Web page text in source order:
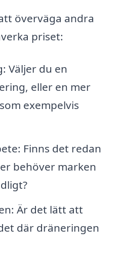
överväga andra
priset:
Väljer du en
eller en mer
exempelvis
Finns det redan
behöver marken
Är det lätt att
där dräneringen